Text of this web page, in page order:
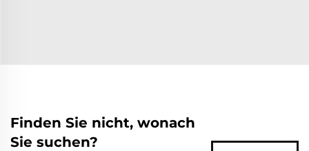
Finden Sie nicht, wonach
Sie suchen?